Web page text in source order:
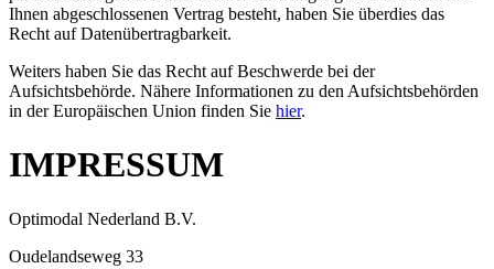
Ihnen abgeschlossenen Vertrag besteht, haben Sie überdies das
Recht auf Datenübertragbarkeit.
Weiters haben Sie das Recht auf Beschwerde bei der
Aufsichtsbehörde. Nähere Informationen zu den Aufsichtsbehörden
in der Europäischen Union finden Sie hier.
IMPRESSUM
Optimodal Nederland B.V.
Oudelandseweg 33